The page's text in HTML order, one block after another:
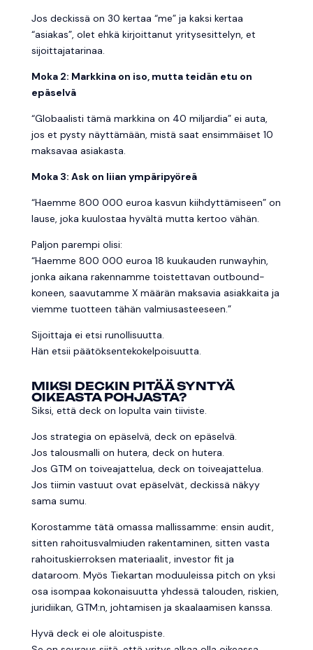
Jos deckissä on 30 kertaa “me” ja kaksi kertaa
“asiakas”, olet ehkä kirjoittanut yritysesittelyn, et
sijoittajatarinaa.
Moka 2: Markkina on iso, mutta teidän etu on
epäselvä
“Globaalisti tämä markkina on 40 miljardia” ei auta,
jos et pysty näyttämään, mistä saat ensimmäiset 10
maksavaa asiakasta.
Moka 3: Ask on liian ympäripyöreä
“Haemme 800 000 euroa kasvun kiihdyttämiseen” on
lause, joka kuulostaa hyvältä mutta kertoo vähän.
Paljon parempi olisi:
“Haemme 800 000 euroa 18 kuukauden runwayhin,
jonka aikana rakennamme toistettavan outbound-
koneen, saavutamme X määrän maksavia asiakkaita ja
viemme tuotteen tähän valmiusasteeseen.”
Sijoittaja ei etsi runollisuutta.
Hän etsii päätöksentekokelpoisuutta.
MIKSI DECKIN PITÄÄ SYNTYÄ
OIKEASTA POHJASTA?
Siksi, että deck on lopulta vain tiiviste.
Jos strategia on epäselvä, deck on epäselvä.
Jos talousmalli on hutera, deck on hutera.
Jos GTM on toiveajattelua, deck on toiveajattelua.
Jos tiimin vastuut ovat epäselvät, deckissä näkyy
sama sumu.
Korostamme tätä omassa mallissamme: ensin audit,
sitten rahoitusvalmiuden rakentaminen, sitten vasta
rahoituskierroksen materiaalit, investor fit ja
dataroom. Myös Tiekartan moduuleissa pitch on yksi
osa isompaa kokonaisuutta yhdessä talouden, riskien,
juridiikan, GTM:n, johtamisen ja skaalaamisen kanssa.
Hyvä deck ei ole aloituspiste.